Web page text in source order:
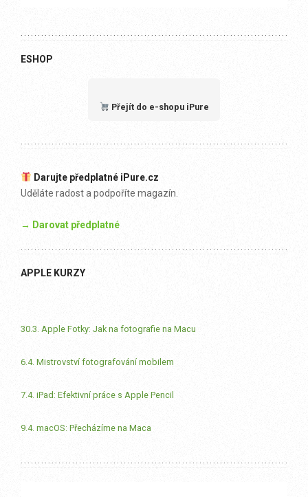
ESHOP
Přejít do e-shopu iPure
Darujte předplatné iPure.cz
Uděláte radost a podpoříte magazín.
→ Darovat předplatné
APPLE KURZY
30.3. Apple Fotky: Jak na fotografie na Macu
6.4. Mistrovství fotografování mobilem
7.4. iPad: Efektivní práce s Apple Pencil
9.4. macOS: Přecházíme na Maca